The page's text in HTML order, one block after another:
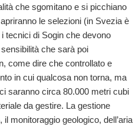
che sgomitano e si picchiano
le selezioni (in Svezia è
tecnici di Sogin che devono
che sarà poi
come dire che controllato e
in cui qualcosa non torna, ma
saranno circa 80.000 metri cubi
da gestire. La gestione
monitoraggio geologico, dell’aria